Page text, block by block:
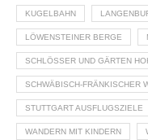
KUGELBAHN
LÖWENSTEINER BERGE
SCHLÖSSER UND GÄRTEN
SCHWÄBISCH-FRÄNKISCHER
STUTTGART AUSFLUGSZIELE
WANDERN MIT KINDERN